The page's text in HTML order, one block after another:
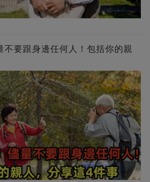
不要跟身邊任何人！包括你的親